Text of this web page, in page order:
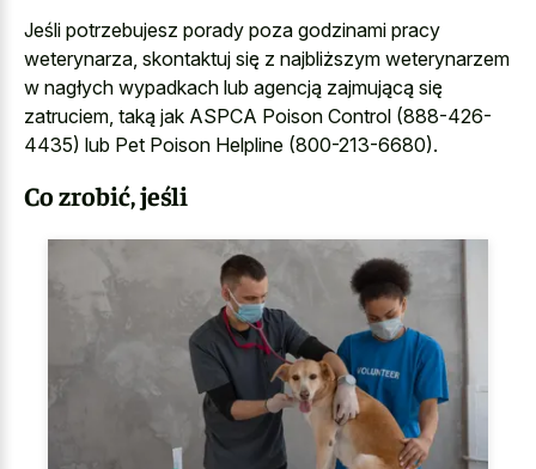
Jeśli potrzebujesz porady poza godzinami pracy
weterynarza, skontaktuj się z najbliższym weterynarzem
w nagłych wypadkach lub agencją zajmującą się
zatruciem, taką jak ASPCA Poison Control (888-426-
4435) lub Pet Poison Helpline (800-213-6680).
Co zrobić, jeśli